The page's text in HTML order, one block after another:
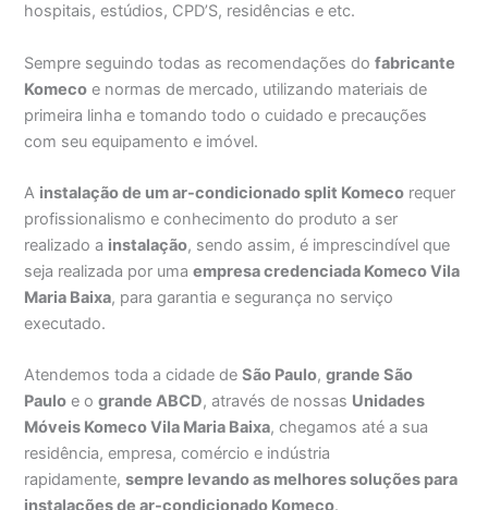
hospitais, estúdios, CPD’S, residências e etc.
Sempre seguindo todas as recomendações dofabricante
Komeco e normas de mercado, utilizando materiais de
primeira linha e tomando todo o cuidado e precauções
com seu equipamento e imóvel.
A instalação de um ar-condicionado split Komeco requer
profissionalismo e conhecimento do produto a ser
realizado a instalação, sendo assim, é imprescindível que
seja realizada por umaempresa credenciada Komeco Vila
Maria Baixa, para garantia e segurança no serviço
executado.
Atendemos toda a cidade deSão Paulo,grande São
Paulo e ogrande ABCD, através de nossas Unidades
Móveis Komeco Vila Maria Baixa, chegamos até a sua
residência, empresa, comércio e indústria
rapidamente,sempre levando as melhores soluções para
instalações de ar-condicionado Komeco.